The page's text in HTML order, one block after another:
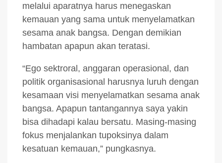
melalui aparatnya harus menegaskan
kemauan yang sama untuk menyelamatkan
sesama anak bangsa. Dengan demikian
hambatan apapun akan teratasi.
“Ego sektroral, anggaran operasional, dan
politik organisasional harusnya luruh dengan
kesamaan visi menyelamatkan sesama anak
bangsa. Apapun tantangannya saya yakin
bisa dihadapi kalau bersatu. Masing-masing
fokus menjalankan tupoksinya dalam
kesatuan kemauan,” pungkasnya.